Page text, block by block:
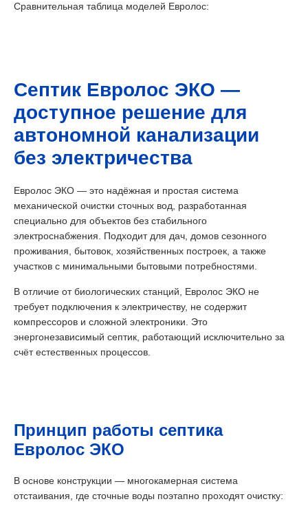
Сравнительная таблица моделей Евролос:
Септик Евролос ЭКО —
доступное решение для
автономной канализации
без электричества
Евролос ЭКО — это надёжная и простая система
механической очистки сточных вод, разработанная
специально для объектов без стабильного
электроснабжения. Подходит для дач, домов сезонного
проживания, бытовок, хозяйственных построек, а также
участков с минимальными бытовыми потребностями.
В отличие от биологических станций, Евролос ЭКО не
требует подключения к электричеству, не содержит
компрессоров и сложной электроники. Это
энергонезависимый септик, работающий исключительно за
счёт естественных процессов.
Принцип работы септика
Евролос ЭКО
В основе конструкции — многокамерная система
отстаивания, где сточные воды поэтапно проходят очистку: